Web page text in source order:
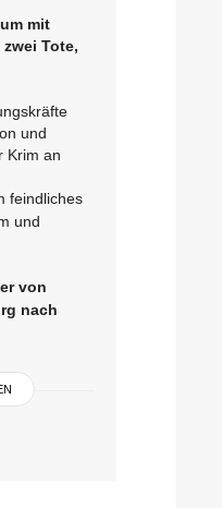
mit
Tote,
und
Krim an
feindliches
und
von
nach